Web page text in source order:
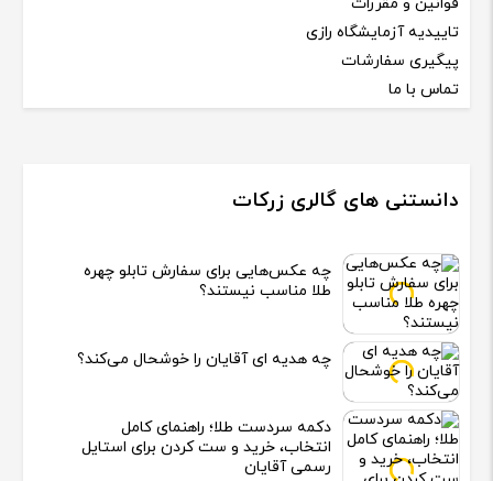
تاییدیه آزمایشگاه رازی
پیگیری سفارشات
تماس با ما
دانستنی های گالری زرکات
چه عکس‌هایی برای سفارش تابلو چهره
طلا مناسب نیستند؟
چه هدیه‌ ای آقایان را خوشحال می‌کند؟
دکمه سردست طلا؛ راهنمای کامل
انتخاب، خرید و ست کردن برای استایل
رسمی آقایان